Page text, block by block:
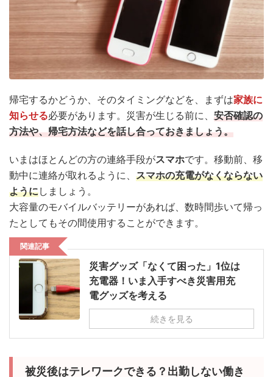
帰宅するかどうか、そのタイミングなどを、まずは家族に
知らせる必要があります。災害が生じる前に、 安否確認の
方法や、帰宅方法などを話し合っておきましょう。
いまはほとんどの方の連絡手段がスマホです。移動前、移
動中に連絡が取れるように、 スマホの充電がなくならない
ようにしましょう。
大容量のモバイルバッテリーがあれば、数時間歩いて帰っ
たとしてもその間使用することができます。
関連記事
災害グッズ「なくて困った」1位は
充電器！いま入手すべき災害用充
電グッズを考える
続きを見る
被災後はテレワークできる？出勤しない働き